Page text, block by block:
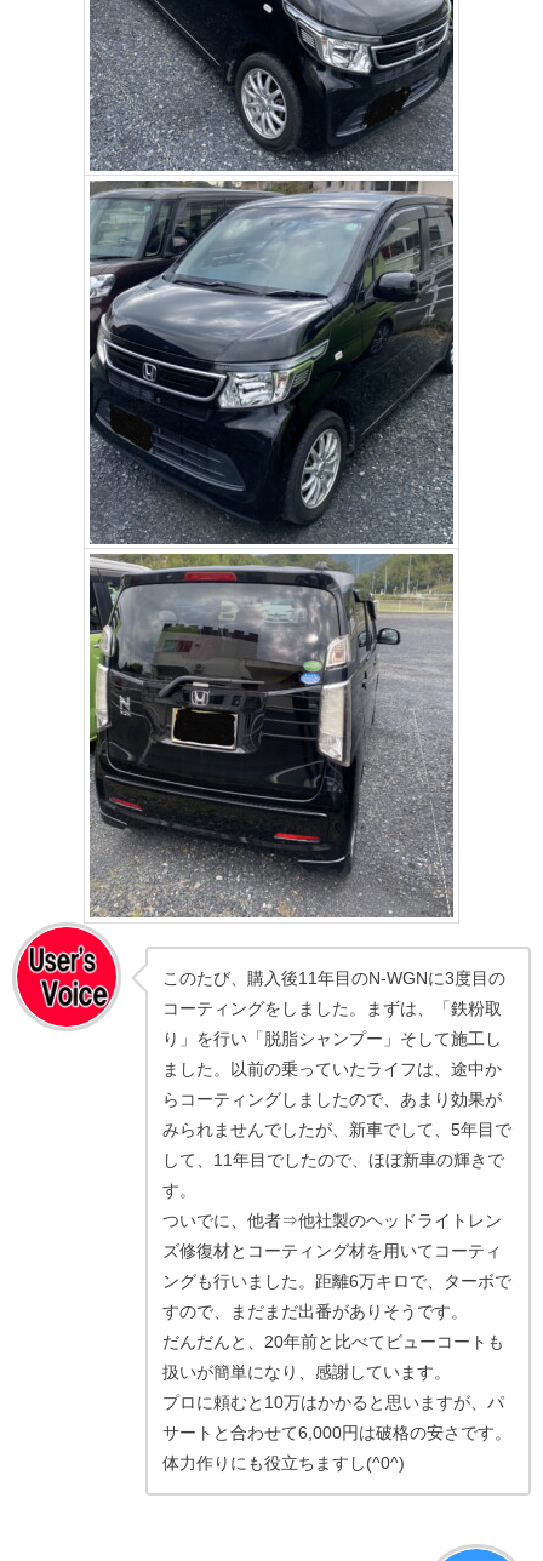
このたび、購入後11年目のN-WGNに3度目の
コーティングをしました。まずは、「鉄粉取
り」を行い「脱脂シャンプー」そして施工し
ました。以前の乗っていたライフは、途中か
らコーティングしましたので、あまり効果が
みられませんでしたが、新車でして、5年目で
して、11年目でしたので、ほぼ新車の輝きで
す。
ついでに、他者⇒他社製のヘッドライトレン
ズ修復材とコーティング材を用いてコーティ
ングも行いました。距離6万キロで、ターボで
すので、まだまだ出番がありそうです。
だんだんと、20年前と比べてビューコートも
扱いが簡単になり、感謝しています。
プロに頼むと10万はかかると思いますが、パ
サートと合わせて6,000円は破格の安さです。
体力作りにも役立ちますし(^0^)